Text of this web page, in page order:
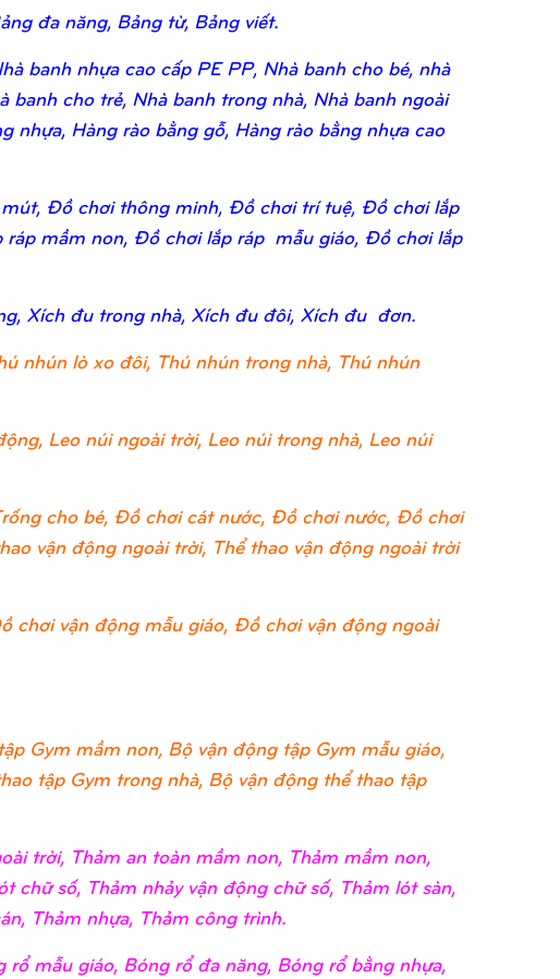
đa năng, Bảng từ, Bảng viết.
banh nhựa cao cấp PE PP, Nhà banh cho bé, nhà
banh cho trẻ, Nhà banh trong nhà, Nhà banh ngoài
nhựa, Hàng rào bằng gỗ, Hàng rào bằng nhựa cao
Đồ chơi thông minh, Đồ chơi trí tuệ, Đồ chơi lắp
mầm non, Đồ chơi lắp ráp mẫu giáo, Đồ chơi lắp
Xích đu trong nhà, Xích đu đôi, Xích đu đơn.
nhún lò xo đôi, Thú nhún trong nhà, Thú nhún
Leo núi ngoài trời, Leo núi trong nhà, Leo núi
cho bé, Đồ chơi cát nước, Đồ chơi nước, Đồ chơi
vận động ngoài trời, Thể thao vận động ngoài trời
vận động mẫu giáo, Đồ chơi vận động ngoài
Gym mầm non, Bộ vận động tập Gym mẫu giáo,
tập Gym trong nhà, Bộ vận động thể thao tập
trời, Thảm an toàn mầm non, Thảm mầm non,
chữ số, Thảm nhảy vận động chữ số, Thảm lót sàn,
Thảm nhựa, Thảm công trình.
mẫu giáo, Bóng rổ đa năng, Bóng rổ bằng nhựa,